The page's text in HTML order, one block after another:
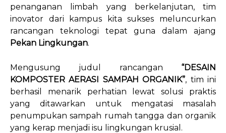
penanganan limbah yang berkelanjutan, tim
inovator dari kampus kita sukses meluncurkan
rancangan teknologi tepat guna dalam ajang
Pekan Lingkungan.
Mengusung judul rancangan “DESAIN
KOMPOSTER AERASI SAMPAH ORGANIK”, tim ini
berhasil menarik perhatian lewat solusi praktis
yang ditawarkan untuk mengatasi masalah
penumpukan sampah rumah tangga dan organik
yang kerap menjadi isu lingkungan krusial.